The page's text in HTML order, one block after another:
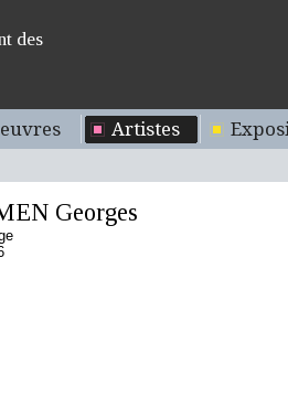
des
Artistes
Georges